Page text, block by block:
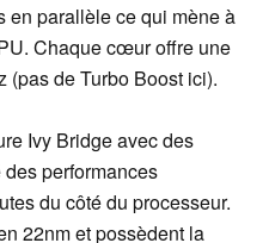
en parallèle ce qui mène à
Chaque cœur offre une
(pas de Turbo Boost ici).
Ivy Bridge avec des
performances
du côté du processeur.
22nm et possèdent la